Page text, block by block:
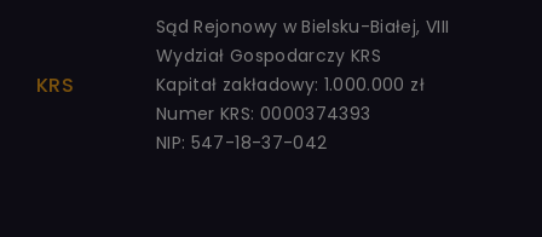
KRS
Sąd Rejonowy w Bielsku-Białej, VIII
Wydział Gospodarczy KRS
Kapitał zakładowy: 1.000.000 zł
Numer KRS: 0000374393
NIP: 547-18-37-042